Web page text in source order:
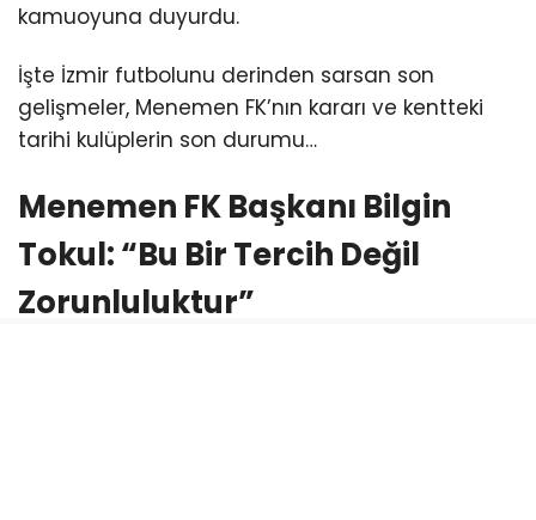
kamuoyuna duyurdu.
İşte İzmir futbolunu derinden sarsan son
gelişmeler, Menemen FK’nın kararı ve kentteki
tarihi kulüplerin son durumu…
Menemen FK Başkanı Bilgin
Tokul: “Bu Bir Tercih Değil
Zorunluluktur”